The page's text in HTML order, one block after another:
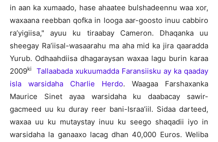
in aan ka xumaado, hase ahaatee bulshadeennu waa xor,
waxaana reebban qofka in looga aar-goosto inuu cabbiro
ra’yigiisa," ayuu ku tiraabay Cameron. Dhaqanka uu
sheegay Ra’iisal-wasaarahu ma aha mid ka jira qaaradda
Yurub. Odhaahdiisa dhagaraysan waxaa lagu burin karaa
2009ki
Tallaabada xukuumadda Faransiisku ay ka qaaday
isla warsidaha Charlie Herdo. Waagaa Farshaxanka
Maurice Sinet ayaa warsidaha ku daabacay sawir-
gacmeed uu ku duray reer bani-Israa’iil. Sidaa darteed,
waxaa uu ku mutaystay inuu ku seego shaqadii iyo in
warsidaha la ganaaxo lacag dhan 40,000 Euros. Weliba